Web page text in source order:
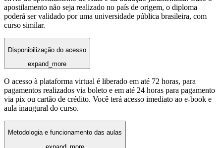
apostilamento não seja realizado no país de origem, o diploma
poderá ser validado por uma universidade pública brasileira, com
curso similar.
Disponibilização do acesso
expand_more
O acesso à plataforma virtual é liberado em até 72 horas, para
pagamentos realizados via boleto e em até 24 horas para pagamento
via pix ou cartão de crédito. Você terá acesso imediato ao e-book e
aula inaugural do curso.
Metodologia e funcionamento das aulas